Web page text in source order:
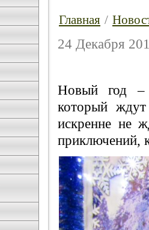
Главная /
24 Декабря
Новый год –
который
искренне не
приключений,